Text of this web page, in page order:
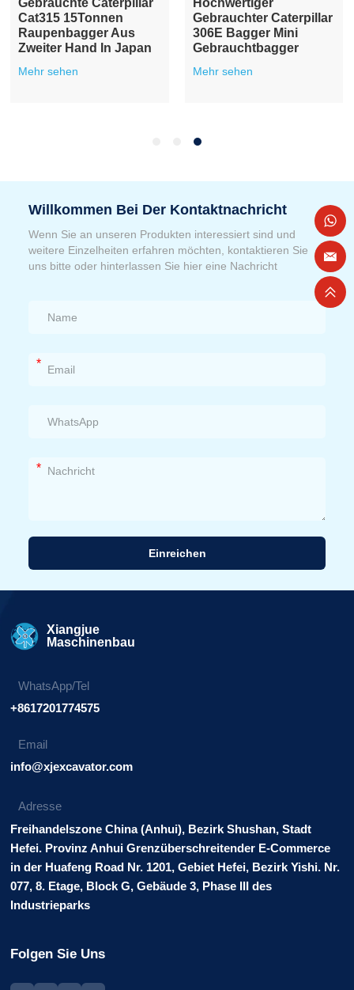
Cat315 15Tonnen
Raupenbagger Aus
Zweiter Hand In Japan
Mehr sehen
Gebrauchter Caterpillar
306E Bagger Mini
Gebrauchtbagger
Mehr sehen
Willkommen Bei Der Kontaktnachricht
Wenn Sie an unseren Produkten interessiert sind und
weitere Einzelheiten erfahren möchten, kontaktieren Sie
uns bitte oder hinterlassen Sie hier eine Nachricht
*
*
Einreichen
Xiangjue
Maschinenbau
WhatsApp/Tel
+8617201774575
Email
info@xjexcavator.com
Adresse
Freihandelszone China (Anhui), Bezirk Shushan, Stadt
Hefei. Provinz Anhui Grenzüberschreitender E-Commerce
in der Huafeng Road Nr. 1201, Gebiet Hefei, Bezirk Yishi. Nr.
077, 8. Etage, Block G, Gebäude 3, Phase III des
Industrieparks
Folgen Sie Uns